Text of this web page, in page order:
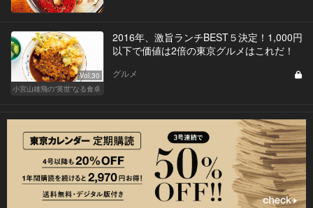
Vol.30
小宮山雄飛の“英世”なる食卓
2016年、激旨ランチBEST５決定！1,000円
以下で価値は2倍の東京グルメはこれだ！
グルメ